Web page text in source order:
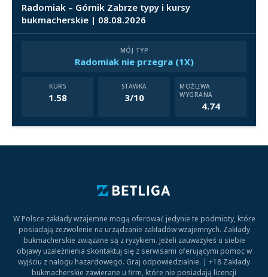
Radomiak – Górnik Zabrze typy i kursy
bukmacherskie | 08.08.2026
MÓJ TYP
Radomiak nie przegra (1X)
KURS
1.58
STAWKA
3/10
MOŻLIWA
WYGRANA
4.74
W Polsce zakłady wzajemne mogą oferować jedynie te podmioty, które
posiadają zezwolenie na urządzanie zakładów wzajemnych. Zakłady
bukmacherskie związane są z ryzykiem. Jeżeli zauważyłeś u siebie
objawy uzależnienia skontaktuj się z serwisami oferującymi pomoc w
wyjściu z nałogu hazardowego. Graj odpowiedzialnie. | +18 Zakłady
bukmacherskie zawierane u firm, które nie posiadają licencji